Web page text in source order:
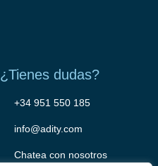
¿Tienes dudas?
+34 951 550 185
info@adity.com
Chatea con nosotros